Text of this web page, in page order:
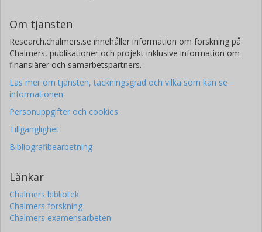
Om tjänsten
Research.chalmers.se innehåller information om forskning på
Chalmers, publikationer och projekt inklusive information om
finansiärer och samarbetspartners.
Läs mer om tjänsten, täckningsgrad och vilka som kan se
informationen
Personuppgifter och cookies
Tillgänglighet
Bibliografibearbetning
Länkar
Chalmers bibliotek
Chalmers forskning
Chalmers examensarbeten